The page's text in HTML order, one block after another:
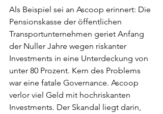
Als Beispiel sei an Ascoop erinnert: Die
Pensionskasse der öffentlichen
Transportunternehmen geriet Anfang
der Nuller Jahre wegen riskanter
Investments in eine Unterdeckung von
unter 80 Prozent. Kern des Problems
war eine fatale Governance. Ascoop
verlor viel Geld mit hochriskanten
Investments. Der Skandal liegt darin,